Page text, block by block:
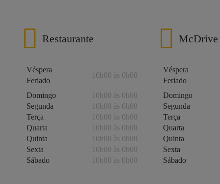
Restaurante
Véspera
Feriado
10h00 às 0h00
Domingo
10h00 às 0h00
Segunda
10h00 às 0h00
Terça
10h00 às 0h00
Quarta
10h00 às 0h00
Quinta
10h00 às 0h00
Sexta
10h00 às 0h00
Sábado
10h00 às 0h00
McDrive
Véspera
Feriado
Domingo
Segunda
Terça
Quarta
Quinta
Sexta
Sábado